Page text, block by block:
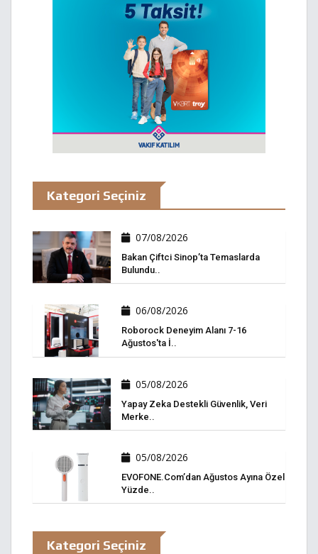
Kategori Seçiniz
07/08/2026
Bakan Çiftci Sinop’ta Temaslarda
Bulundu..
06/08/2026
Roborock Deneyim Alanı 7-16
Ağustos'ta İ..
05/08/2026
Yapay Zeka Destekli Güvenlik, Veri
Merke..
05/08/2026
EVOFONE.com’dan Ağustos Ayına Özel
Yüzde..
Kategori Seçiniz